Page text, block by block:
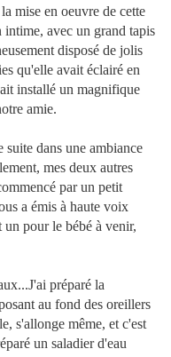
mise en oeuvre de cette
avec un grand tapis
disposé de jolis
qu'elle avait éclairé en
installé un magnifique
amie.
suite dans une ambiance
mes deux autres
par un petit
a émis à haute voix
un pour le bébé à venir,
préparé la
au fond des oreillers
s'allonge même, et c'est
un saladier d'eau